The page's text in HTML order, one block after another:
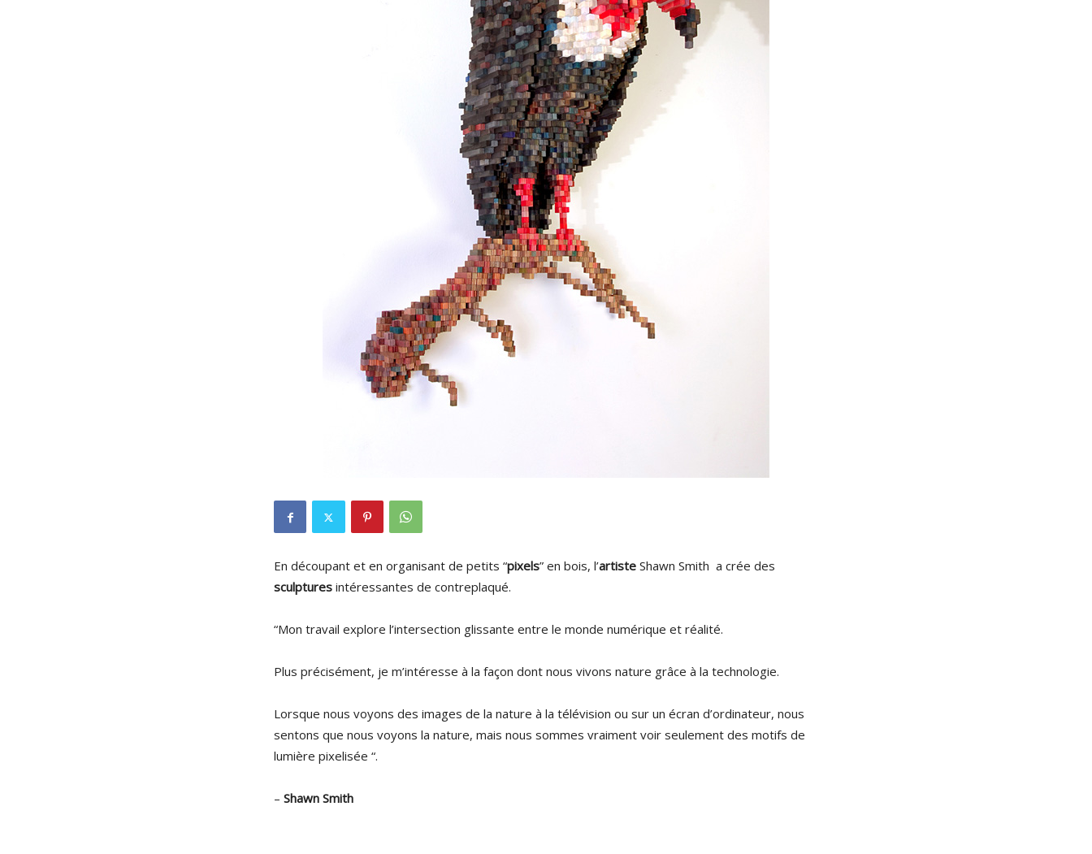
En découpant et en organisant de petits “pixels” en bois, l’artiste Shawn Smith a crée des
sculptures intéressantes de contreplaqué.
“Mon travail explore l’intersection glissante entre le monde numérique et réalité.
Plus précisément, je m’intéresse à la façon dont nous vivons nature grâce à la technologie.
Lorsque nous voyons des images de la nature à la télévision ou sur un écran d’ordinateur, nous
sentons que nous voyons la nature, mais nous sommes vraiment voir seulement des motifs de
lumière pixelisée “.
– Shawn Smith